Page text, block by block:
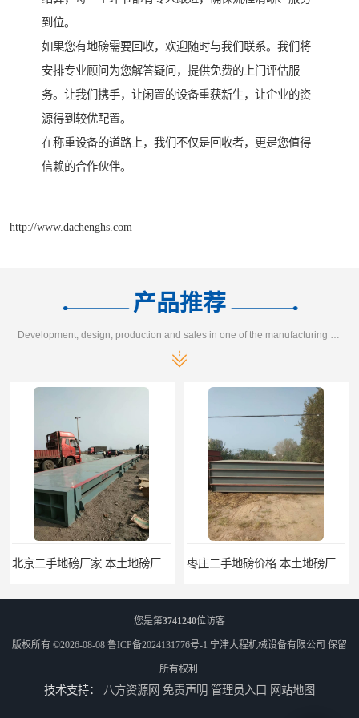
到位。
如果您有地磅需要回收，欢迎随时与我们联系。我们将
安排专业顾问为您解答疑问，提供免费的上门评估服
务。让我们携手，让闲置的设备重获新生，让企业的资
源得到较优配置。
在称重设备的道路上，我们不仅是回收者，更是您值得
信赖的合作伙伴。
http://www.dachenghs.com
产品推荐
您是第3741240位访客
版权所有 ©2026-08-08 鲁ICP备2024131776号-1 宁津大程机械设备有限公司 保留
所有权利.
技术支持： 八方资源网 免责声明 管理员入口 网站地图